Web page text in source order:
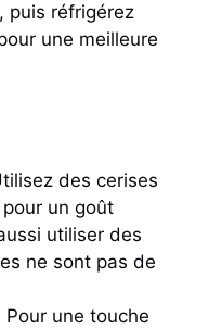
puis réfrigérez
une meilleure
des cerises
un goût
utiliser des
ne sont pas de
Pour une touche